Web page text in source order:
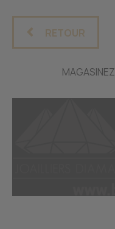
RETOUR
MAGASINEZ